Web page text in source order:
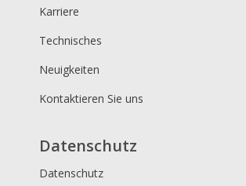
Karriere
Technisches
Neuigkeiten
Kontaktieren Sie uns
Datenschutz
Datenschutz